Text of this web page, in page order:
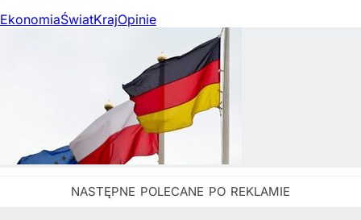
EkonomiaŚwiatKrajOpinie